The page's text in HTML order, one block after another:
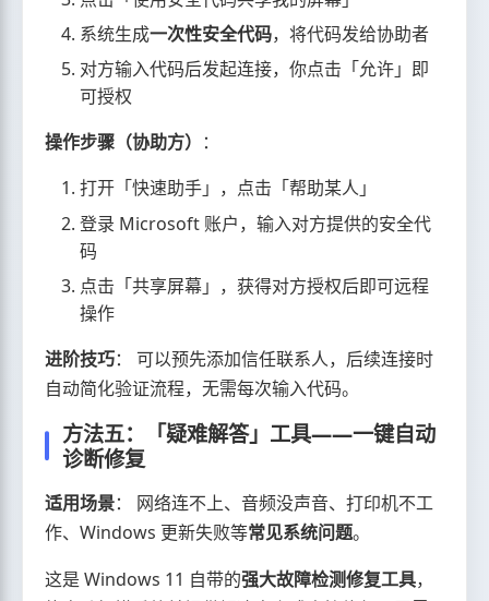
系统生成一次性安全代码，将代码发给协助者
对方输入代码后发起连接，你点击「允许」即
可授权
操作步骤（协助方） ：
打开「快速助手」，点击「帮助某人」
登录 Microsoft 账户，输入对方提供的安全代
码
点击「共享屏幕」，获得对方授权后即可远程
操作
进阶技巧： 可以预先添加信任联系人，后续连接时
自动简化验证流程，无需每次输入代码。
方法五：「疑难解答」工具——一键自动
诊断修复
适用场景： 网络连不上、音频没声音、打印机不工
作、Windows 更新失败等常见系统问题。
这是 Windows 11 自带的强大故障检测修复工具，